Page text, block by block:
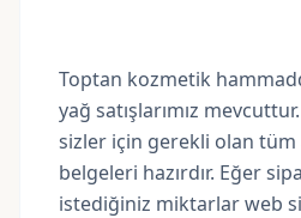
Toptan kozmetik
yağ satışlarımız
sizler için gerekli olan tüm
belgeleri hazırdır. Eğer
istediğiniz miktarlar web